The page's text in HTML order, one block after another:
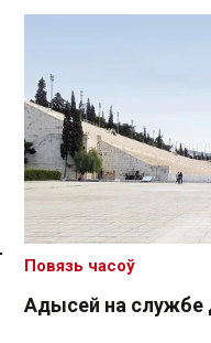
Спасылка без VPN
Адысей на службе
Повязь часоў